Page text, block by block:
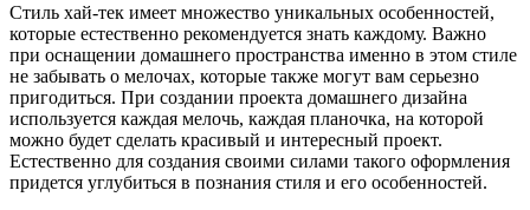
Стиль хай-тек имеет множество уникальных особенностей,
которые естественно рекомендуется знать каждому. Важно
при оснащении домашнего пространства именно в этом стиле
не забывать о мелочах, которые также могут вам серьезно
пригодиться. При создании проекта домашнего дизайна
используется каждая мелочь, каждая планочка, на которой
можно будет сделать красивый и интересный проект.
Естественно для создания своими силами такого оформления
придется углубиться в познания стиля и его особенностей.